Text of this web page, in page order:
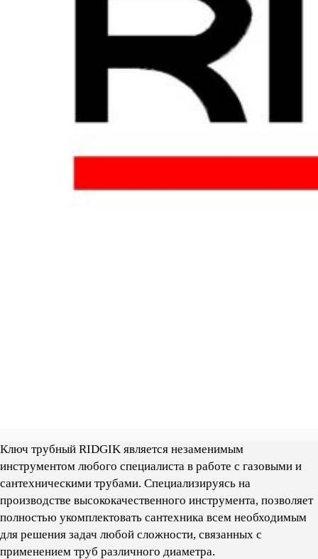
Ключ трубный RIDGIK является незаменимым
инструментом любого специалиста в работе с газовыми и
сантехническими трубами. Cпециализируясь на
производстве высококачественного инструмента, позволяет
полностью укомплектовать сантехника всем необходимым
для решения задач любой сложности, связанных с
применением труб различного диаметра.